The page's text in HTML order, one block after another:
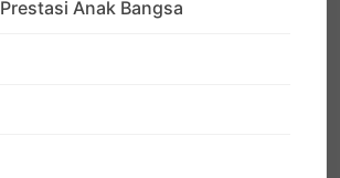
Anak Bangsa